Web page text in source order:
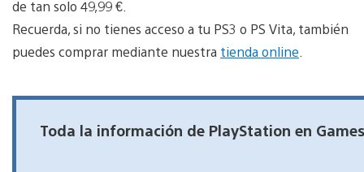
de tan solo 49,99 €.
Recuerda, si no tienes acceso a tu PS3 o PS Vita, también
puedes comprar mediante nuestra tienda online
Toda la información de PlayStation en